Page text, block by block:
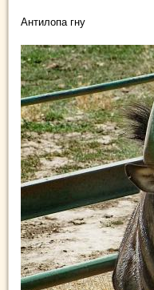
Антилопа гну